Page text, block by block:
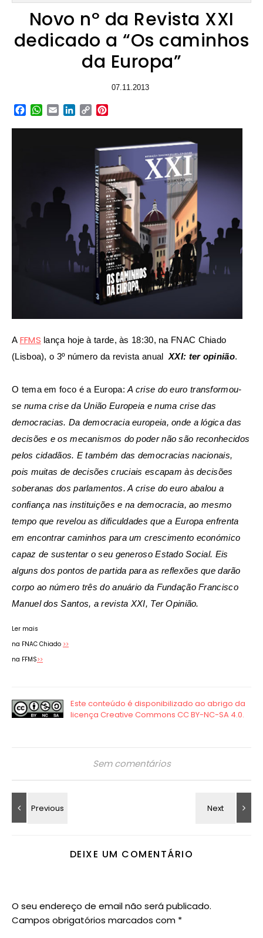
Novo nº da Revista XXI
dedicado a “Os caminhos
da Europa”
07.11.2013
Facebook
WhatsApp
EmailLinkedIn
Copy
A FFMS lança hoje à tarde, às 18:30, na FNAC Chiado
(Lisboa), o 3º número da revista anual XXI: ter opinião.
O tema em foco é a Europa:A crise do euro transformou-
se numa crise da União Europeia e numa crise das
democracias. Da democracia europeia, onde a lógica das
decisões e os mecanismos do poder não são reconhecidos
pelos cidadãos. E também das democracias nacionais,
pois muitas de decisões cruciais escapam às decisões
soberanas dos parlamentos. A crise do euro abalou a
confiança nas instituições e na democracia, ao mesmo
tempo que revelou as dificuldades que a Europa enfrenta
em encontrar caminhos para um crescimento económico
capaz de sustentar o seu generoso Estado Social. Eis
alguns dos pontos de partida para as reflexões que darão
corpo ao número três do anuário da Fundação Francisco
Manuel dos Santos, a revista XXI, Ter Opinião.
Ler mais
na FNAC Chiado >>
na FFMS>>
Sem comentários
DEIXE UM COMENTÁRIO
O seu endereço de email não será publicado.
Campos obrigatórios marcados com *